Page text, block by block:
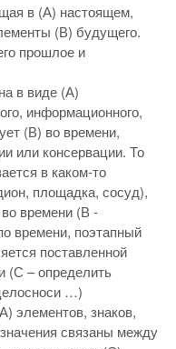
в (А) настоящем,
(В) будущего.
прошлое и
в виде (А)
информационного,
(В) во времени,
или консервации. То
в каком-то
площадка, сосуд),
времени (В -
времени, поэтапный
поставленной
(С – определить
…)
элементов, знаков,
связаны между